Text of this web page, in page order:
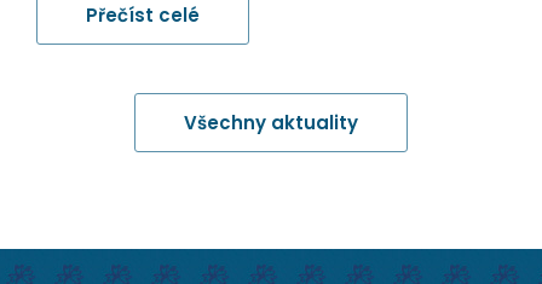
Přečíst celé
Všechny aktuality